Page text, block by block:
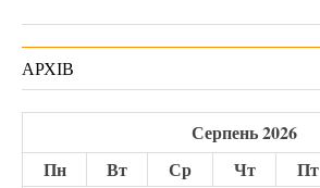
АРХІВ
Серпень 2026
Пн
Вт Ср Чт Пт